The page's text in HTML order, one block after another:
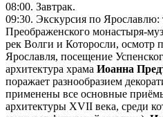
08:00. Завтрак.
09:30. Экскурсия по Ярославлю:
Преображенского монастыря-
рек Волги и Которосли, осмотр
Ярославля, посещение
архитектура храма Иоанна
поражает разнообразием
применены все основные
архитектуры XVII века, среди